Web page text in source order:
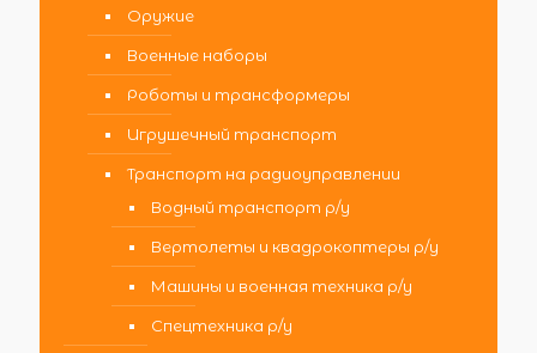
Оружие
Военные наборы
Роботы и трансформеры
Игрушечный транспорт
Транспорт на радиоуправлении
Водный транспорт р/у
Вертолеты и квадрокоптеры р/у
Машины и военная техника р/у
Спецтехника р/у